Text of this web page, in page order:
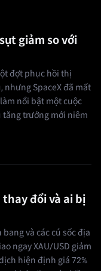
giảm so với
đợt phục hồi thị
nhưng SpaceX đã mất
nổi bật một cuộc
tăng trưởng mới niêm
thay đổi và ai bị
và các cú sốc địa
ngay XAU/USD giảm
hiện định giá 72%